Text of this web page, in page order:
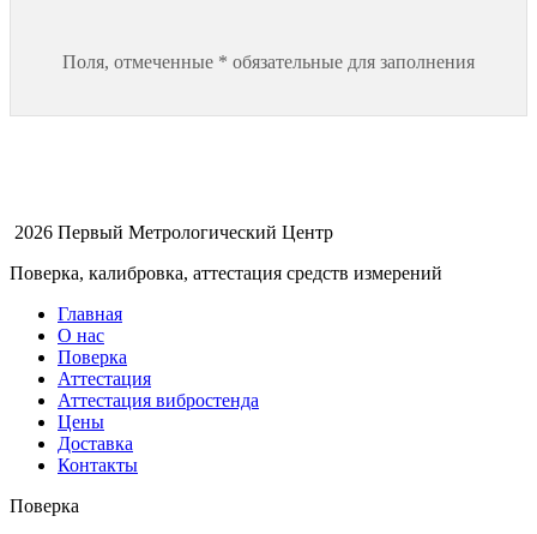
Поля, отмеченные * обязательные для заполнения
2026 Первый Метрологический Центр
Поверка, калибровка, аттестация средств измерений
Главная
О нас
Поверка
Аттестация
Аттестация вибростенда
Цены
Доставка
Контакты
Поверка